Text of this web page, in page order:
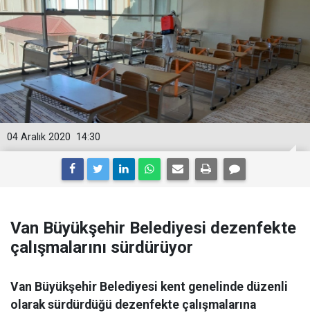
14:30
04 Aralık 2020
Van Büyükşehir Belediyesi dezenfekte
çalışmalarını sürdürüyor
Van Büyükşehir Belediyesi kent genelinde düzenli
olarak sürdürdüğü dezenfekte çalışmalarına